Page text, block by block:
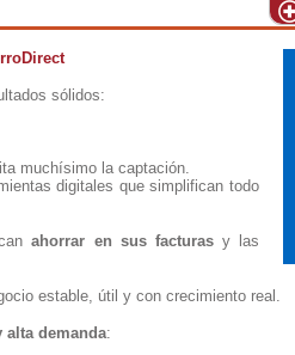
sólidos:
muchísimo la captación.
digitales que simplifican todo
ahorrar en sus facturasy las
estable, útil y con crecimiento real.
demanda: